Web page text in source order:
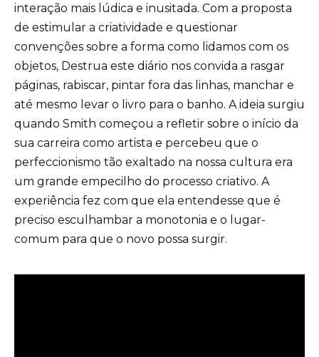
interação mais lúdica e inusitada. Com a proposta
de estimular a criatividade e questionar
convenções sobre a forma como lidamos com os
objetos, Destrua este diário nos convida a rasgar
páginas, rabiscar, pintar fora das linhas, manchar e
até mesmo levar o livro para o banho. A ideia surgiu
quando Smith começou a refletir sobre o início da
sua carreira como artista e percebeu que o
perfeccionismo tão exaltado na nossa cultura era
um grande empecilho do processo criativo. A
experiência fez com que ela entendesse que é
preciso esculhambar a monotonia e o lugar-
comum para que o novo possa surgir.